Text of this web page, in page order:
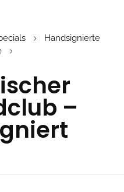
Handsignierte
–